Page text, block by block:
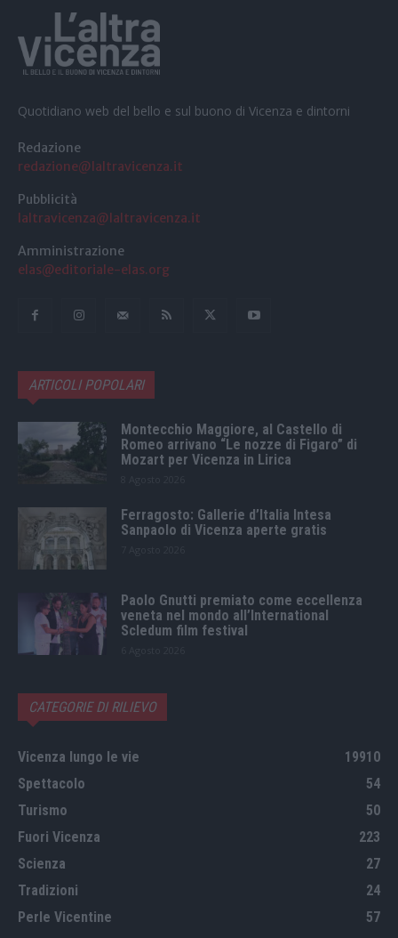
Quotidiano web del bello e sul buono di Vicenza e dintorni
Redazione
redazione@laltravicenza.it
Pubblicità
laltravicenza@laltravicenza.it
Amministrazione
elas@editoriale-elas.org
ARTICOLI POPOLARI
Montecchio Maggiore, al Castello di
Romeo arrivano “Le nozze di Figaro” di
Mozart per Vicenza in Lirica
Ferragosto: Gallerie d’Italia Intesa
Sanpaolo di Vicenza aperte gratis
Paolo Gnutti premiato come eccellenza
veneta nel mondo all’International
Scledum film festival
CATEGORIE DI RILIEVO
Vicenza lungo le vie
19910
Spettacolo
54
Turismo
50
Fuori Vicenza
223
Scienza
27
Tradizioni
24
Perle Vicentine
57